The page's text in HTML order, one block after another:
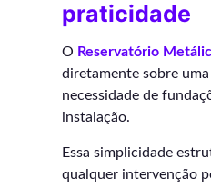
praticidade
O Reservatório
diretamente sobre
necessidade de
instalação.
Essa simplicidade
qualquer intervenção